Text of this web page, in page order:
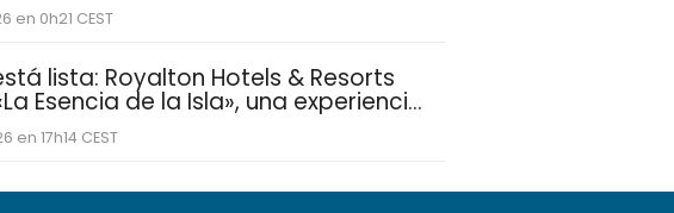
en 0h21 CEST
lista: Royalton Hotels & Resorts
Esencia de la Isla», una experiencia
para familias
en 17h14 CEST